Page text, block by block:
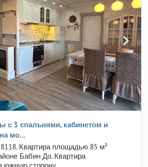
с 3 спальнями, кабинетом и
мо…
Квартира площадью 85 м²
Бабин До. Квартира
южную сторону,…